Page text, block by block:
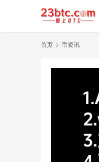
首页 币资讯